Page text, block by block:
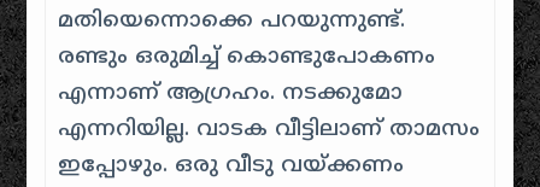
മതിയെന്നൊക്കെ പറയുന്നുണ്ട്.
രണ്ടും ഒരുമിച്ച് കൊണ്ടുപോകണം
എന്നാണ് ആഗ്രഹം. നടക്കുമോ
എന്നറിയില്ല. വാടക വീട്ടിലാണ് താമസം
ഇപ്പോഴും. ഒരു വീടു വയ്ക്കണം